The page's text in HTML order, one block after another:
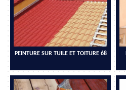
PEINTURE SUR TUILE ET TOITURE 68